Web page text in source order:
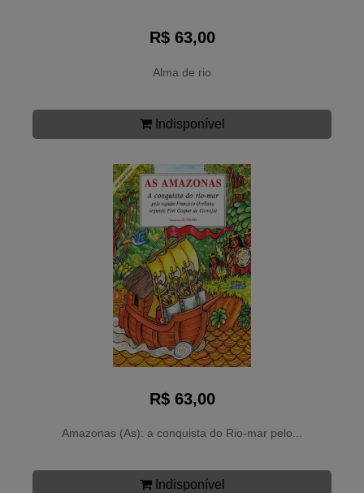
R$ 63,00
Alma de rio
Indisponível
R$ 63,00
Amazonas (As): a conquista do Rio-mar pelo...
Indisponível